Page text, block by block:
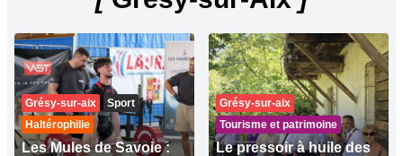
Grésy-sur-aix
Sport
Haltérophilie
Les Mules de Savoie :
Grésy-sur-aix
Tourisme et patrimoine
Le pressoir à huile des